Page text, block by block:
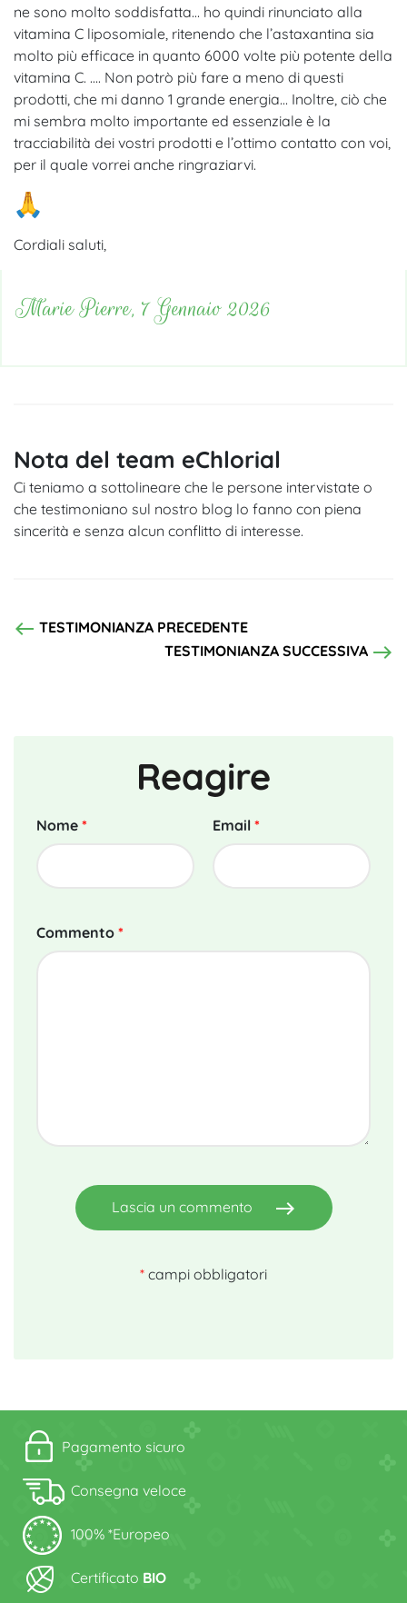
ne sono molto soddisfatta… ho quindi rinunciato alla
vitamina C liposomiale, ritenendo che l’astaxantina sia
molto più efficace in quanto 6000 volte più potente della
vitamina C. …. Non potrò più fare a meno di questi
prodotti, che mi danno 1 grande energia… Inoltre, ciò che
mi sembra molto importante ed essenziale è la
tracciabilità dei vostri prodotti e l’ottimo contatto con voi,
per il quale vorrei anche ringraziarvi.
Cordiali saluti,
Marie Pierre, 7 Gennaio 2026
Nota del team eChlorial
Ci teniamo a sottolineare che le persone intervistate o
che testimoniano sul nostro blog lo fanno con piena
sincerità e senza alcun conflitto di interesse.
west TESTIMONIANZA PRECEDENTE
TESTIMONIANZA SUCCESSIVA east
Reagire
Nome * Email *
Commento *
Lascia un commento east
* campi obbligatori
Pagamento sicuro
Consegna veloce
100% *Europeo
Certificato BIO